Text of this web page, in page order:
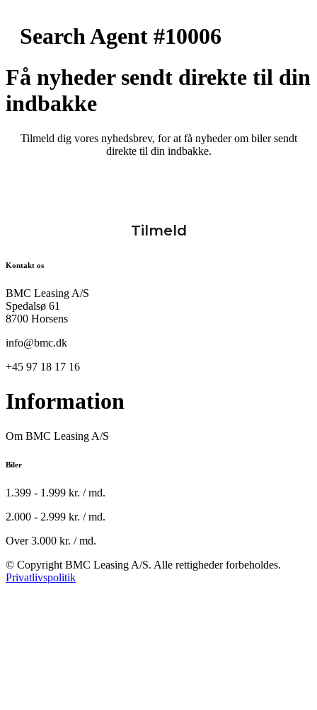
Search Agent #10006
Få nyheder sendt direkte til din
indbakke
Tilmeld dig vores nyhedsbrev, for at få nyheder om biler sendt
direkte til din indbakke.
Kontakt os
BMC Leasing A/S
Spedalsø 61
8700 Horsens
info@bmc.dk
+45 97 18 17 16
Information
Om BMC Leasing A/S
Biler
1.399 - 1.999 kr. / md.
2.000 - 2.999 kr. / md.
Over 3.000 kr. / md.
© Copyright BMC Leasing A/S. Alle rettigheder forbeholdes.
Privatlivspolitik